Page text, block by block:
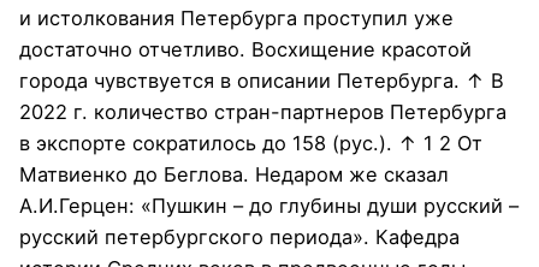
и истолкования Петербурга проступил уже
достаточно отчетливо. Восхищение красотой
города чувствуется в описании Петербурга. ↑ В
2022 г. количество стран-партнеров Петербурга
в экспорте сократилось до 158 (рус.). ↑ 1 2 От
Матвиенко до Беглова. Недаром же сказал
А.И.Герцен: «Пушкин – до глубины души русский –
русский петербургского периода». Кафедра